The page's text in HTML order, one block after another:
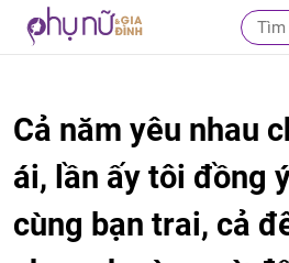
Cả năm yêu nhau
ái, lần ấy tôi đồng
cùng bạn trai, cả